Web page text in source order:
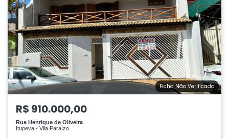
Ficha Não Verificada
R$ 910.000,00
Rua Henrique de Oliveira
Itupeva - Vila Paraízo